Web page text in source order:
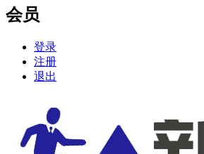
会员
登录
注册
退出